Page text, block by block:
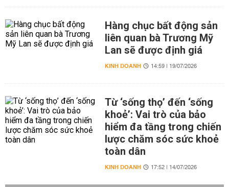
Hàng chục bất động sản
liên quan bà Trương Mỹ
Lan sẽ được định giá
KINH DOANH 14:59 | 19/07/2026
Từ ‘sống thọ’ đến ‘sống
khoẻ’: Vai trò của bảo
hiểm đa tầng trong chiến
lược chăm sóc sức khoẻ
toàn dân
KINH DOANH 17:52 | 14/07/2026